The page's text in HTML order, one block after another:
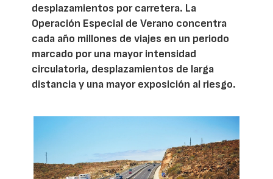
desplazamientos por carretera. La
Operación Especial de Verano concentra
cada año millones de viajes en un periodo
marcado por una mayor intensidad
circulatoria, desplazamientos de larga
distancia y una mayor exposición al riesgo.